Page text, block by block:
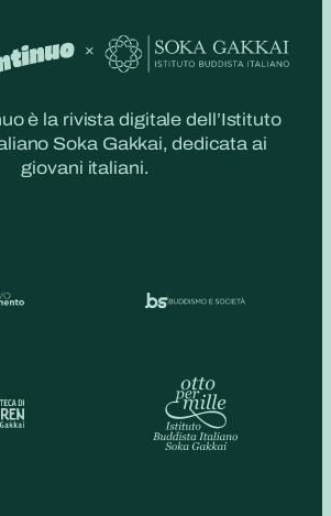
è la rivista digitale dell’Istituto
Soka Gakkai, dedicata ai
giovani italiani.